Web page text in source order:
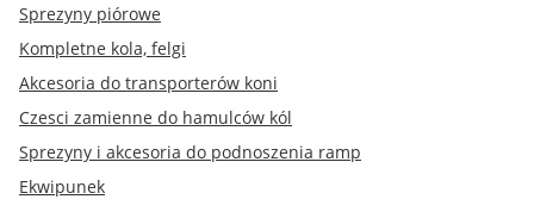
Sprezyny piórowe
Kompletne kola, felgi
Akcesoria do transporterów koni
Czesci zamienne do hamulców kól
Sprezyny i akcesoria do podnoszenia ramp
Ekwipunek